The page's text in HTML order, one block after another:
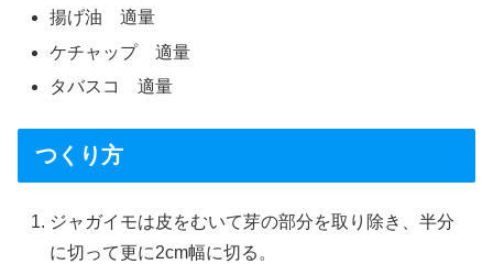
揚げ油 適量
ケチャップ 適量
タバスコ 適量
つくり方
ジャガイモは皮をむいて芽の部分を取り除き、半分
に切って更に2cm幅に切る。